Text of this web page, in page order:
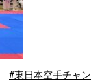
#東日本空手チャン